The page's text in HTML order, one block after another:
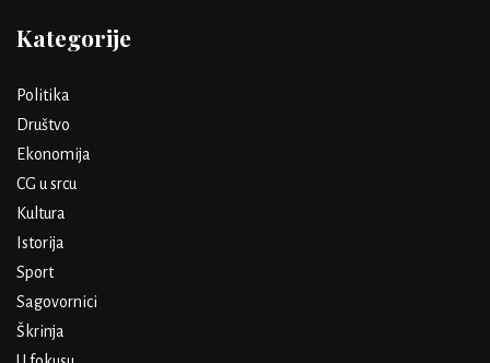
Kategorije
Politika
Društvo
Ekonomija
CG u srcu
Kultura
Istorija
Sport
Sagovornici
Škrinja